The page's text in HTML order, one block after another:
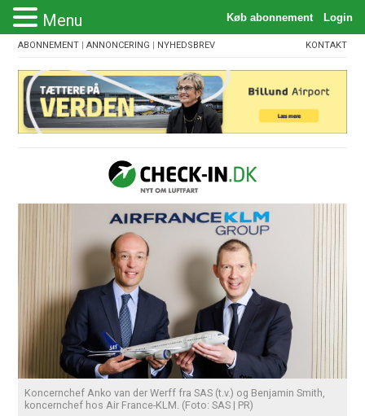
ABONNEMENT |ANNONCERING | NYHEDSBREV KONTAKT
Koncernchef Anko van der Werff fra SAS (t.v.) og Benjamin Smith,
koncernchef hos Air France-KLM. (Foto: SAS | PR)
Menu